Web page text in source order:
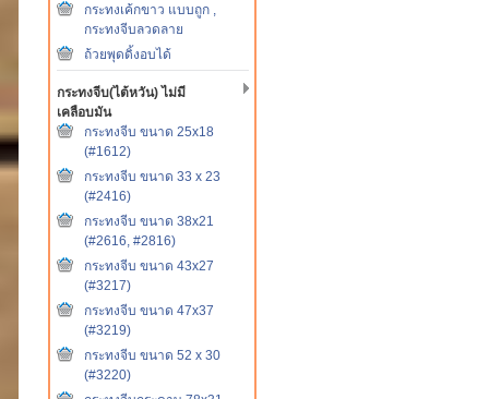
กระทงเค้กขาว แบบถูก ,
กระทงจีบลวดลาย
ถ้วยพุดดิ้งอบได้
กระทงจีบ(ไต้หวัน) ไม่มี
เคลือบมัน
กระทงจีบ ขนาด 25x18
(#1612)
กระทงจีบ ขนาด 33 x 23
(#2416)
กระทงจีบ ขนาด 38x21
(#2616, #2816)
กระทงจีบ ขนาด 43x27
(#3217)
กระทงจีบ ขนาด 47x37
(#3219)
กระทงจีบ ขนาด 52 x 30
(#3220)